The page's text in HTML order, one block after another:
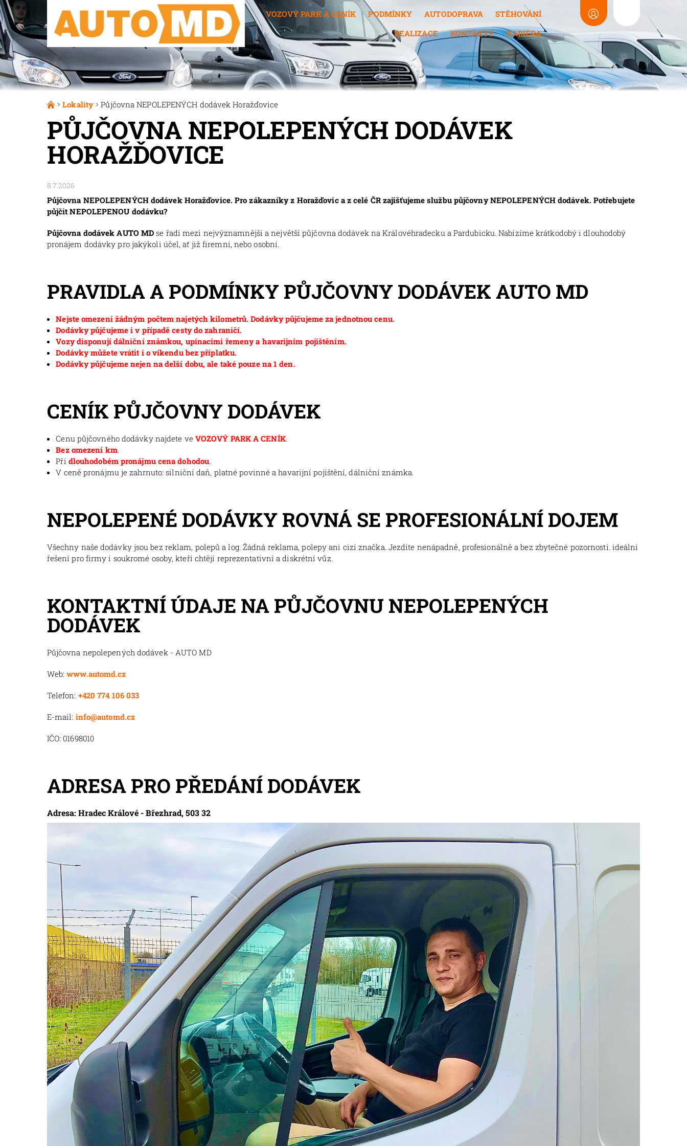
VOZOVÝ PARK A CENÍK PODMÍNKY AUTODOPRAVA
STĚHOVÁNÍ
REALIZACE
KONTAKTY KARIÉRA
Lokality Půjčovna NEPOLEPENÝCH dodávek Horažďovice
PŮJČOVNA NEPOLEPENÝCH DODÁVEK
HORAŽĎOVICE
8.7.2026
Půjčovna NEPOLEPENÝCH dodávek Horažďovice. Pro zákazníky z Horažďovic a z celé ČR zajišťujeme službu půjčovny NEPOLEPENÝCH dodávek. Potřebujete
půjčit NEPOLEPENOU dodávku?
Půjčovna dodávek AUTO MDse řadí mezi nejvýznamnější a největší půjčovna dodávek na Královéhradecku a Pardubicku. Nabízíme krátkodobý i dlouhodobý
pronájem dodávky pro jakýkoli účel, ať již firemní, nebo osobní.
PRAVIDLA A PODMÍNKY PŮJČOVNY DODÁVEK AUTO MD
Nejste omezeni žádným počtem najetých kilometrů. Dodávky půjčujeme za jednotnou cenu.
Dodávky půjčujeme i v případě cesty do zahraničí.
Vozy disponují dálniční známkou, upínacími řemeny a havarijním pojištěním.
Dodávky můžete vrátit i o víkendu bez příplatku.
Dodávky půjčujeme nejen na delší dobu, ale také pouze na 1 den.
CENÍK PŮJČOVNY DODÁVEK
Cenu půjčovného dodávky najdete ve VOZOVÝ PARK A CENÍK.
Bez omezení km.
Při dlouhodobém pronájmu cena dohodou.
V ceně pronájmu je zahrnuto: silniční daň, platné povinné a havarijní pojištění, dálniční známka.
NEPOLEPENÉ DODÁVKY ROVNÁ SE PROFESIONÁLNÍ DOJEM
Všechny naše dodávky jsou bez reklam, polepů a log. Žádná reklama, polepy ani cizí značka. Jezdíte nenápadně, profesionálně a bez zbytečné pozornosti. ideální
řešení pro firmy i soukromé osoby, kteří chtějí reprezentativní a diskrétní vůz.
KONTAKTNÍ ÚDAJE NA PŮJČOVNU NEPOLEPENÝCH
DODÁVEK
Půjčovna nepolepených dodávek - AUTO MD
Web:www.automd.cz
Telefon: +420 774 106 033
E-mail: info@automd.cz
IČO: 01698010
ADRESA PRO PŘEDÁNÍ DODÁVEK
Adresa: Hradec Králové - Březhrad, 503 32